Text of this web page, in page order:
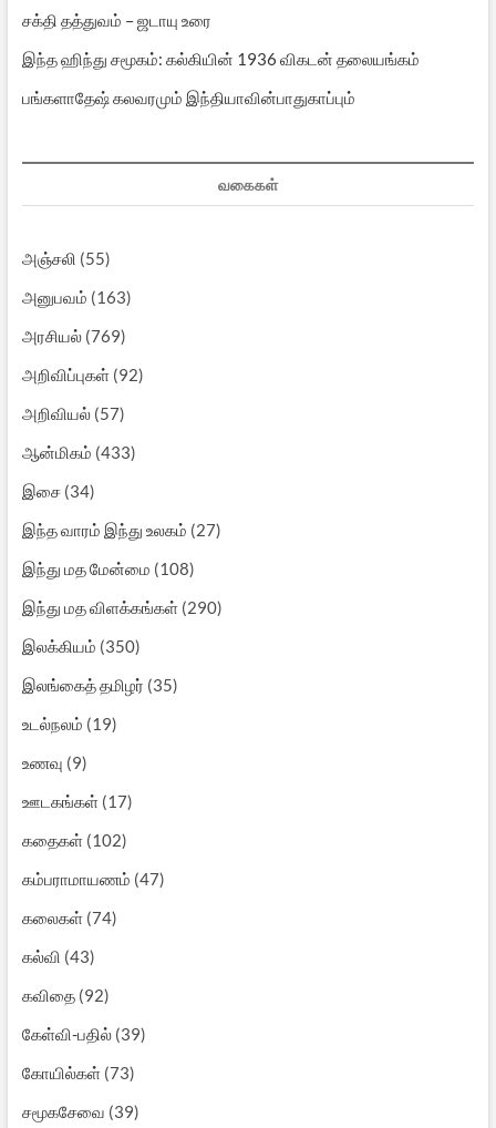
சக்தி தத்துவம் – ஜடாயு உரை
இந்த ஹிந்து சமூகம்: கல்கியின் 1936 விகடன் தலையங்கம்
பங்களாதேஷ் கலவரமும் இந்தியாவின்பாதுகாப்பும்
வகைகள்
அஞ்சலி (55)
அனுபவம் (163)
அரசியல்(769)
அறிவிப்புகள்(92)
அறிவியல்(57)
ஆன்மிகம் (433)
இசை(34)
இந்த வாரம் இந்து உலகம் (27)
இந்து மத மேன்மை (108)
இந்து மத விளக்கங்கள்(290)
இலக்கியம் (350)
இலங்கைத் தமிழர் (35)
உடல்நலம் (19)
உணவு (9)
ஊடகங்கள்(17)
கதைகள்(102)
கம்பராமாயணம் (47)
கலைகள்(74)
கல்வி (43)
கவிதை(92)
கேள்வி-பதில்(39)
கோயில்கள்(73)
சமூகசேவை (39)